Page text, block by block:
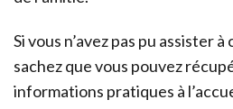
Si vous n’avez pas pu assister
sachez que vous pouvez
informations pratiques à